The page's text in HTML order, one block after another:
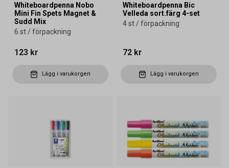
Whiteboardpenna Nobo
Mini Fin Spets Magnet &
Sudd Mix
6 st / förpackning
123 kr
Lägg i varukorgen
Whiteboardpenna Bic
Velleda sort.färg 4-set
4 st / förpackning
72 kr
Lägg i varukorgen